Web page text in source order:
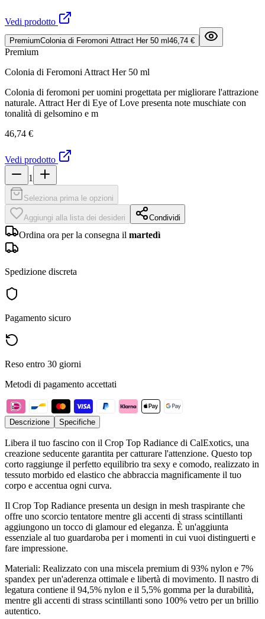
Vedi prodotto
PremiumColonia di Feromoni Attract Her 50 ml 46,74 €
Premium
Colonia di Feromoni Attract Her 50 ml
Colonia di feromoni per uomini progettata per migliorare l'attrazione
naturale. Attract Her di Eye of Love presenta note muschiate con
tonalità di gelsomino e m
46,74 €
Vedi prodotto
1
Seleziona prima le opzioni
Aggiungi alla lista dei desideri Condividi
Ordina ora per la consegna il martedì
Spedizione discreta
Pagamento sicuro
Reso entro 30 giorni
Metodi di pagamento accettati
Descrizione Specifiche
Libera il tuo fascino con il Crop Top Radiance di CalExotics, una
creazione seducente garantita per catturare l'attenzione. Questo top
corto raggiunge il perfetto equilibrio tra sexy e comodo, realizzato in
tessuto morbido ed elastico che abbraccia magnificamente il tuo
corpo e accentua ogni curva.
Il Crop Top Radiance presenta un design in mesh traspirante che
offre uno scorcio tentatore mentre gli accenti di strass scintillanti
aggiungono un tocco di glamour ed eleganza. È un'aggiunta
essenziale al tuo guardaroba per i momenti in cui vuoi distinguerti e
fare impressione.
Materiali: Realizzato con una miscela premium di 93% nylon e 7%
spandex per un'aderenza ottimale e libertà di movimento. Il nastro di
legatura contiene il 94,5% nylon e il 5,5% gomma per la durabilità,
mentre gli accenti di strass scintillanti sono 100% vetro per un brillio
autentico.